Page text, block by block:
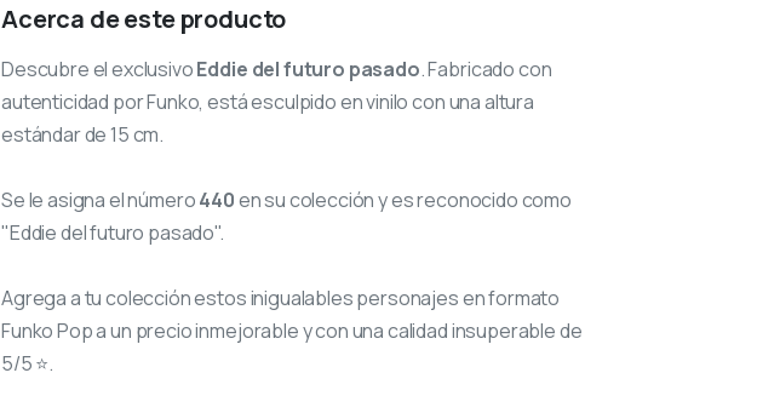
Acerca de este producto
Descubre el exclusivoEddie del futuro pasado. Fabricado con
autenticidad por Funko, está esculpido en vinilo con una altura
estándar de 15 cm.
Se le asigna el número440en su colección y es reconocido como
"Eddie del futuro pasado".
Agrega a tu colección estos inigualables personajes en formato
Funko Pop a un precio inmejorable y con una calidad insuperable de
5/5 ⭐.